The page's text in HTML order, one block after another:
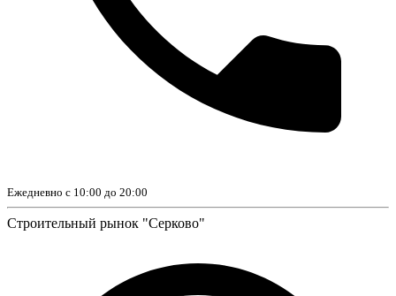
Ежедневно с 10:00 до 20:00
Строительный рынок "Серково"